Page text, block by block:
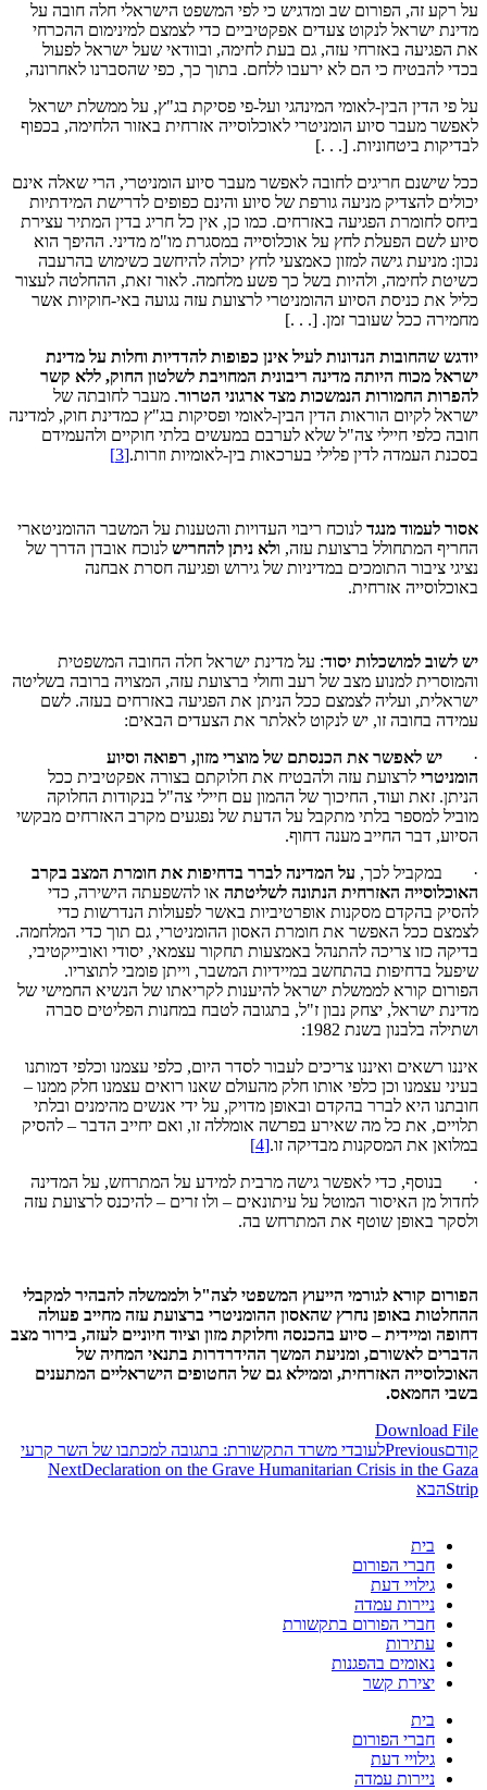
על רקע זה, הפורום שב ומדגיש כי לפי המשפט הישראלי חלה חובה על
מדינת ישראל לנקוט צעדים אפקטיביים כדי לצמצם למינימום ההכרחי
את הפגיעה באזרחי עזה, גם בעת לחימה, ובוודאי שעל ישראל לפעול
בכדי להבטיח כי הם לא ירעבו ללחם. בתוך כך, כפי שהסברנו לאחרונה,
על פי הדין הבין-לאומי המינהגי ועל-פי פסיקת בג"ץ, על ממשלת ישראל
לאפשר מעבר סיוע הומניטרי לאוכלוסייה אזרחית באזור הלחימה, בכפוף
לבדיקות ביטחוניות. [. . .]
ככל שישנם חריגים לחובה לאפשר מעבר סיוע הומניטרי, הרי שאלה אינם
יכולים להצדיק מניעה גורפת של סיוע והינם כפופים לדרישת המידתיות
ביחס לחומרת הפגיעה באזרחים. כמו כן, אין כל חריג בדין המתיר עצירת
סיוע לשם הפעלת לחץ על אוכלוסייה במסגרת מו"מ מדיני. ההיפך הוא
נכון: מניעת גישה למזון כאמצעי לחץ יכולה להיחשב כשימוש בהרעבה
כשיטת לחימה, ולהיות בשל כך פשע מלחמה. לאור זאת, ההחלטה לעצור
כליל את כניסת הסיוע ההומניטרי לרצועת עזה נגועה באי-חוקיות אשר
מחמירה ככל שעובר זמן. [. . .]
יודגש שהחובות הנדונות לעיל אינן כפופות להדדיות וחלות על מדינת
ישראל מכוח היותה מדינה ריבונית המחויבת לשלטון החוק, ללא קשר
להפרות החמורות הנמשכות מצד ארגוני הטרור. מעבר לחובתה של
ישראל לקיום הוראות הדין הבין-לאומי ופסיקות בג"ץ כמדינת חוק, למדינה
חובה כלפי חיילי צה"ל שלא לערבם במעשים בלתי חוקיים ולהעמידם
בסכנת העמדה לדין פלילי בערכאות בין-לאומיות וזרות.[3]
אסור לעמוד מנגד לנוכח ריבוי העדויות והטענות על המשבר ההומניטארי
החריף המתחולל ברצועת עזה, ולא ניתן להחריש לנוכח אובדן הדרך של
נציגי ציבור התומכים במדיניות של גירוש ופגיעה חסרת אבחנה
באוכלוסייה אזרחית.
יש לשוב למושכלות יסוד: על מדינת ישראל חלה החובה המשפטית
והמוסרית למנוע מצב של רעב וחולי ברצועת עזה, המצויה ברובה בשליטה
ישראלית, ועליה לצמצם ככל הניתן את הפגיעה באזרחים בעזה. לשם
עמידה בחובה זו, יש לנקוט לאלתר את הצעדים הבאים:
· יש לאפשר את הכנסתם של מוצרי מזון, רפואה וסיוע
הומניטרי לרצועת עזה ולהבטיח את חלוקתם בצורה אפקטיבית ככל
הניתן. זאת ועוד, החיכוך של ההמון עם חיילי צה"ל בנקודות החלוקה
מוביל למספר בלתי מתקבל על הדעת של נפגעים מקרב האזרחים מבקשי
הסיוע, דבר החייב מענה דחוף.
· במקביל לכך, על המדינה לברר בדחיפות את חומרת המצב בקרב
האוכלוסייה האזרחית הנתונה לשליטתה או להשפעתה הישירה, כדי
להסיק בהקדם מסקנות אופרטיביות באשר לפעולות הנדרשות כדי
לצמצם ככל האפשר את חומרת האסון ההומניטרי, גם תוך כדי המלחמה.
בדיקה כזו צריכה להתנהל באמצעות תחקור עצמאי, יסודי ואובייקטיבי,
שיפעל בדחיפות בהתחשב במיידיות המשבר, וייתן פומבי לתוצריו.
הפורום קורא לממשלת ישראל להיענות לקריאתו של הנשיא החמישי של
מדינת ישראל, יצחק נבון ז"ל, בתגובה לטבח במחנות הפליטים סברה
ושתילה בלבנון בשנת 1982:
איננו רשאים ואיננו צריכים לעבור לסדר היום, כלפי עצמנו וכלפי דמותנו
בעיני עצמנו וכן כלפי אותו חלק מהעולם שאנו רואים עצמנו חלק ממנו –
חובתנו היא לברר בהקדם ובאופן מדויק, על ידי אנשים מהימנים ובלתי
תלויים, את כל מה שאירע בפרשה אומללה זו, ואם יחייב הדבר – להסיק
במלואן את המסקנות מבדיקה זו.[4]
· בנוסף, כדי לאפשר גישה מרבית למידע על המתרחש, על המדינה
לחדול מן האיסור המוטל על עיתונאים – ולו זרים – להיכנס לרצועת עזה
ולסקר באופן שוטף את המתרחש בה.
הפורום קורא לגורמי הייעוץ המשפטי לצה"ל ולממשלה להבהיר למקבלי
ההחלטות באופן נחרץ שהאסון ההומניטרי ברצועת עזה מחייב פעולה
דחופה ומיידית – סיוע בהכנסה וחלוקת מזון וציוד חיוניים לעזה, בירור מצב
הדברים לאשורם, ומניעת המשך ההידרדרות בתנאי המחיה של
האוכלוסייה האזרחית, וממילא גם של החטופים הישראליים המתענים
בשבי החמאס.
Download File
קודםPreviousלעובדי משרד התקשורת: בתגובה למכתבו של השר קרעי
NextDeclaration on the Grave Humanitarian Crisis in the Gaza
Stripהבא
בית
חברי הפורום
גילויי דעת
ניירות עמדה
חברי הפורום בתקשורת
עתירות
נאומים בהפגנות
יצירת קשר
בית
חברי הפורום
גילויי דעת
ניירות עמדה